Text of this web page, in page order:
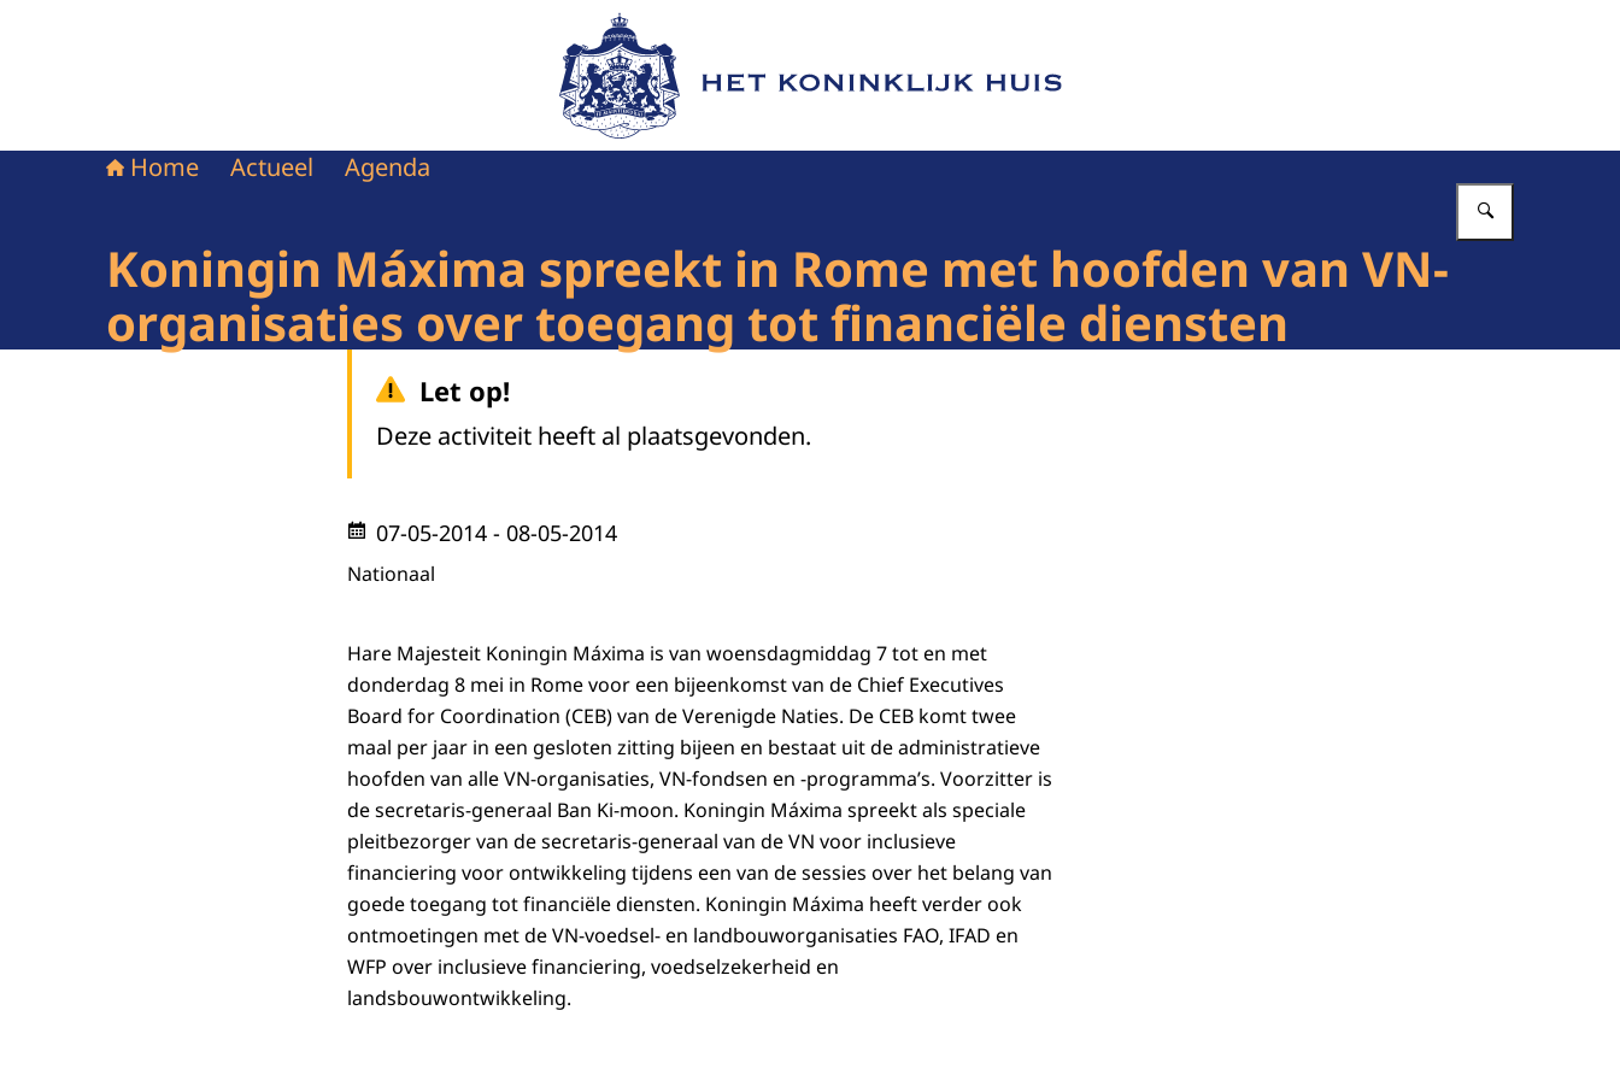
Naar de homepage van Het Koninklijk Huis
Home Actueel Agenda
Koningin Máxima spreekt in Rome met hoofden van VN-
organisaties over toegang tot financiële diensten
Let op!
Deze activiteit heeft al plaatsgevonden.
07-05-2014 - 08-05-2014
Nationaal
Hare Majesteit Koningin Máxima is van woensdagmiddag 7 tot en met
donderdag 8 mei in Rome voor een bijeenkomst van de Chief Executives
Board for Coordination (CEB) van de Verenigde Naties. De CEB komt twee
maal per jaar in een gesloten zitting bijeen en bestaat uit de administratieve
hoofden van alle VN-organisaties, VN-fondsen en -programma’s. Voorzitter is
de secretaris-generaal Ban Ki-moon. Koningin Máxima spreekt als speciale
pleitbezorger van de secretaris-generaal van de VN voor inclusieve
financiering voor ontwikkeling tijdens een van de sessies over het belang van
goede toegang tot financiële diensten. Koningin Máxima heeft verder ook
ontmoetingen met de VN-voedsel- en landbouworganisaties FAO, IFAD en
WFP over inclusieve financiering, voedselzekerheid en
landsbouwontwikkeling.